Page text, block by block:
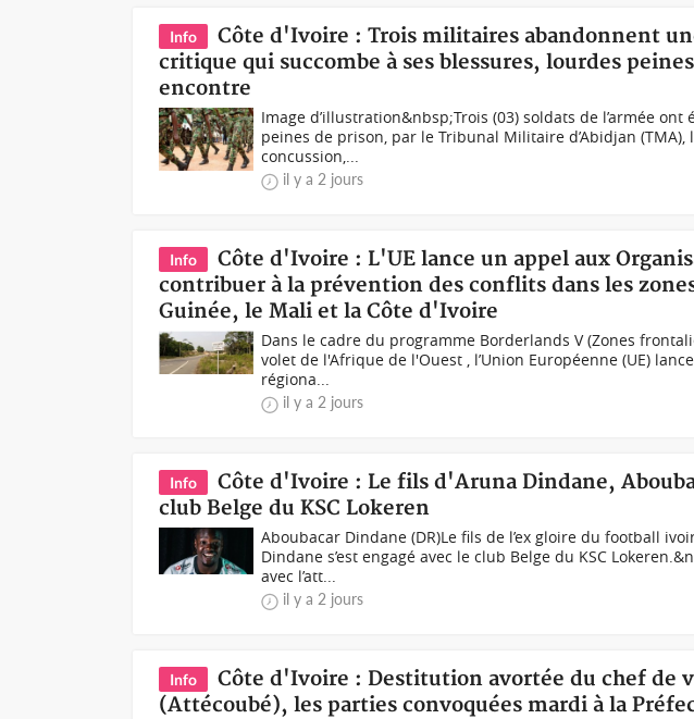
Info
Côte d'Ivoire : Trois militaires abandonnent
critique qui succombe à ses blessures, lourdes
encontre
Image d’illustration&nbsp;Trois (03) soldats de l’armée
peines de prison, par le Tribunal Militaire d’Abidjan
concussion,...
il y a 2 jours
Info
Côte d'Ivoire : L'UE lance un appel aux
contribuer à la prévention des conflits dans les
Guinée, le Mali et la Côte d'Ivoire
Dans le cadre du programme Borderlands V (Zones
volet de l'Afrique de l'Ouest , l’Union Européenne (UE)
régiona...
il y a 2 jours
Info
Côte d'Ivoire : Le fils d'Aruna Dindane,
club Belge du KSC Lokeren
Aboubacar Dindane (DR)Le fils de l’ex gloire du football
Dindane s’est engagé avec le club Belge du KSC
avec l’att...
il y a 2 jours
Info
Côte d'Ivoire : Destitution avortée du chef de
(Attécoubé), les parties convoquées mardi à la